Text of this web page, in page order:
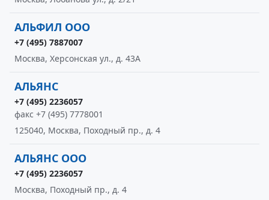
АЛЬФИЛ ООО
+7 (495) 7887007
Москва, Херсонская ул., д. 43А
АЛЬЯНС
+7 (495) 2236057
факс +7 (495) 7778001
125040, Москва, Походный пр., д. 4
АЛЬЯНС ООО
+7 (495) 2236057
Москва, Походный пр., д. 4